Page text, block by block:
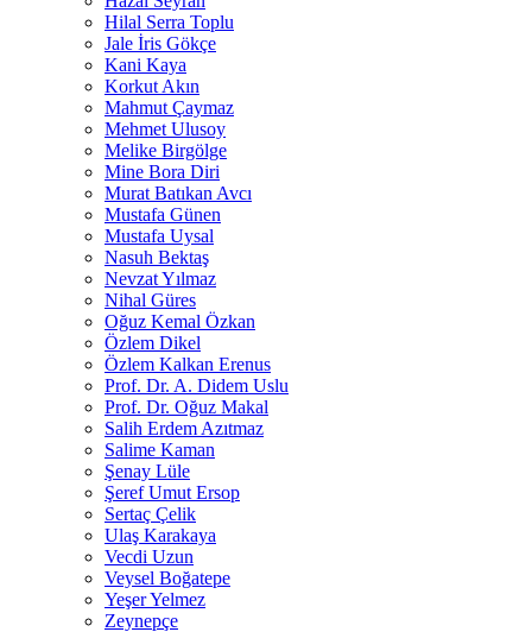
Hilal Serra Toplu
Jale İris Gökçe
Kani Kaya
Korkut Akın
Mahmut Çaymaz
Mehmet Ulusoy
Melike Birgölge
Mine Bora Diri
Murat Batıkan Avcı
Mustafa Günen
Mustafa Uysal
Nasuh Bektaş
Nevzat Yılmaz
Nihal Güres
Oğuz Kemal Özkan
Özlem Dikel
Özlem Kalkan Erenus
Prof. Dr. A. Didem Uslu
Prof. Dr. Oğuz Makal
Salih Erdem Azıtmaz
Salime Kaman
Şenay Lüle
Şeref Umut Ersop
Sertaç Çelik
Ulaş Karakaya
Vecdi Uzun
Veysel Boğatepe
Yeşer Yelmez
Zeynepçe